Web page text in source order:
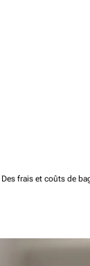
Des frais et coûts de